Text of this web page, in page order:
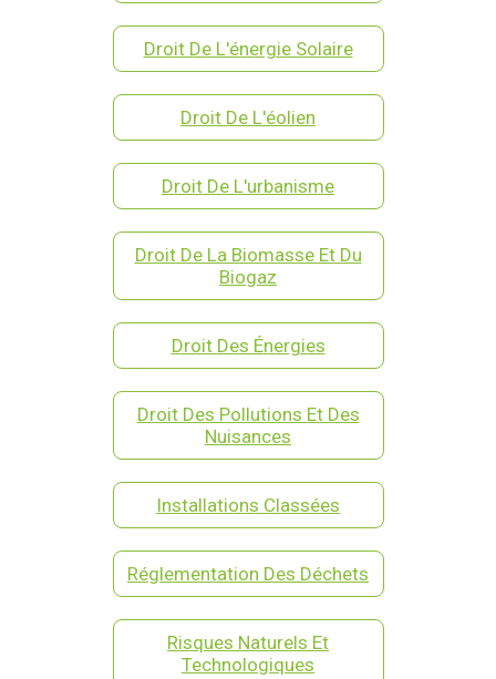
Droit De L'énergie Solaire
Droit De L'éolien
Droit De L'urbanisme
Droit De La Biomasse Et Du
Biogaz
Droit Des Énergies
Droit Des Pollutions Et Des
Nuisances
Installations Classées
Réglementation Des Déchets
Risques Naturels Et
Technologiques